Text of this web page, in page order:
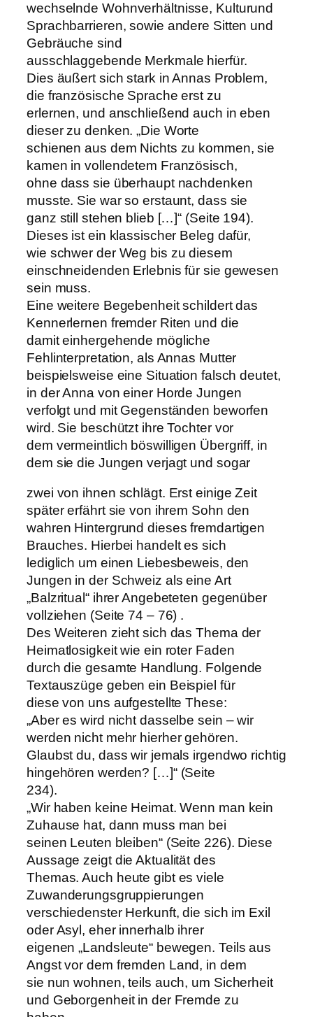
wechselnde Wohnverhältnisse, Kulturund
Sprachbarrieren, sowie andere Sitten und
Gebräuche sind
ausschlaggebende Merkmale hierfür.
Dies äußert sich stark in Annas Problem,
die französische Sprache erst zu
erlernen, und anschließend auch in eben
dieser zu denken. „Die Worte
schienen aus dem Nichts zu kommen, sie
kamen in vollendetem Französisch,
ohne dass sie überhaupt nachdenken
musste. Sie war so erstaunt, dass sie
ganz still stehen blieb […]“ (Seite 194).
Dieses ist ein klassischer Beleg dafür,
wie schwer der Weg bis zu diesem
einschneidenden Erlebnis für sie gewesen
sein muss.
Eine weitere Begebenheit schildert das
Kennerlernen fremder Riten und die
damit einhergehende mögliche
Fehlinterpretation, als Annas Mutter
beispielsweise eine Situation falsch deutet,
in der Anna von einer Horde Jungen
verfolgt und mit Gegenständen beworfen
wird. Sie beschützt ihre Tochter vor
dem vermeintlich böswilligen Übergriff, in
dem sie die Jungen verjagt und sogar
zwei von ihnen schlägt. Erst einige Zeit
später erfährt sie von ihrem Sohn den
wahren Hintergrund dieses fremdartigen
Brauches. Hierbei handelt es sich
lediglich um einen Liebesbeweis, den
Jungen in der Schweiz als eine Art
„Balzritual“ ihrer Angebeteten gegenüber
vollziehen (Seite 74 – 76) .
Des Weiteren zieht sich das Thema der
Heimatlosigkeit wie ein roter Faden
durch die gesamte Handlung. Folgende
Textauszüge geben ein Beispiel für
diese von uns aufgestellte These:
„Aber es wird nicht dasselbe sein – wir
werden nicht mehr hierher gehören.
Glaubst du, dass wir jemals irgendwo richtig
hingehören werden? […]“ (Seite
234).
„Wir haben keine Heimat. Wenn man kein
Zuhause hat, dann muss man bei
seinen Leuten bleiben“ (Seite 226). Diese
Aussage zeigt die Aktualität des
Themas. Auch heute gibt es viele
Zuwanderungsgruppierungen
verschiedenster Herkunft, die sich im Exil
oder Asyl, eher innerhalb ihrer
eigenen „Landsleute“ bewegen. Teils aus
Angst vor dem fremden Land, in dem
sie nun wohnen, teils auch, um Sicherheit
und Geborgenheit in der Fremde zu